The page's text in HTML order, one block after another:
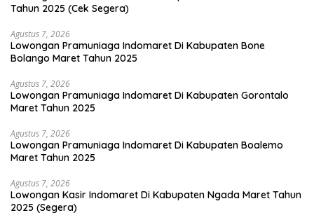
Tahun 2025 (Cek Segera)
Agustus 7, 2026
Lowongan Pramuniaga Indomaret Di Kabupaten Bone
Bolango Maret Tahun 2025
Agustus 7, 2026
Lowongan Pramuniaga Indomaret Di Kabupaten Gorontalo
Maret Tahun 2025
Agustus 7, 2026
Lowongan Pramuniaga Indomaret Di Kabupaten Boalemo
Maret Tahun 2025
Agustus 7, 2026
Lowongan Kasir Indomaret Di Kabupaten Ngada Maret Tahun
2025 (Segera)